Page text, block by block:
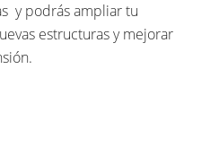
y podrás ampliar tu
estructuras y mejorar